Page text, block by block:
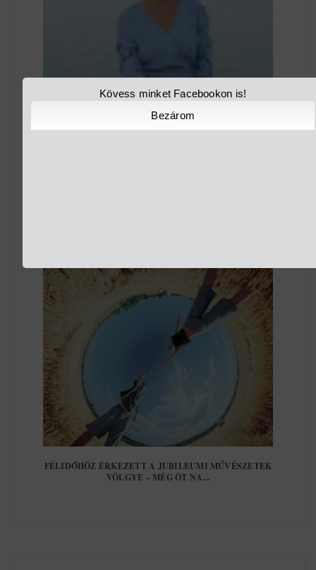
FÉLIDŐHÖZ ÉRKEZETT A JUBILEUMI MŰVÉSZETEK
VÖLGYE – MÉG ÖT NA...
Kövess minket Facebookon is!
Bezárom